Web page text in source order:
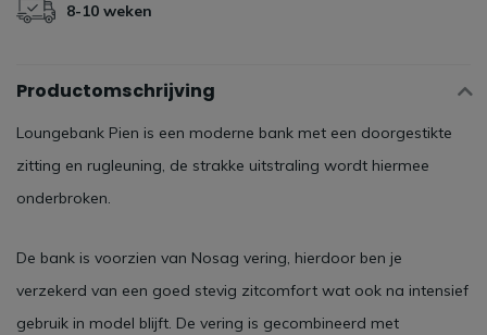
8-10 weken
Productomschrijving
Loungebank Pien is een moderne bank met een doorgestikte
zitting en rugleuning, de strakke uitstraling wordt hiermee
onderbroken.
De bank is voorzien van Nosag vering, hierdoor ben je
verzekerd van een goed stevig zitcomfort wat ook na intensief
gebruik in model blijft. De vering is gecombineerd met